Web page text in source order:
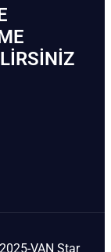
VAN Star